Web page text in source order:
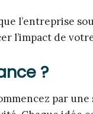
l’entreprise
l’impact de
?
par une